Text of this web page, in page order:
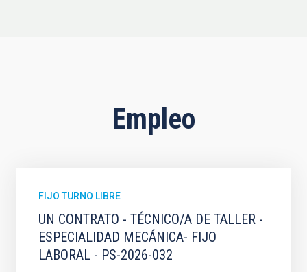
Empleo
FIJO TURNO LIBRE
UN CONTRATO - TÉCNICO/A DE TALLER -
ESPECIALIDAD MECÁNICA- FIJO
LABORAL - PS-2026-032